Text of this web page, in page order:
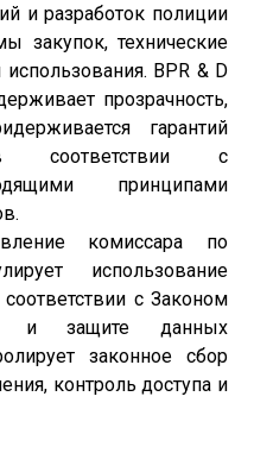
и разработок полиции
закупок, технические
BPR & D
прозрачность,
гарантий
в соответствии с
принципами
комиссара по
использование
с Законом
и защите данных
законное сбор
контроль доступа и